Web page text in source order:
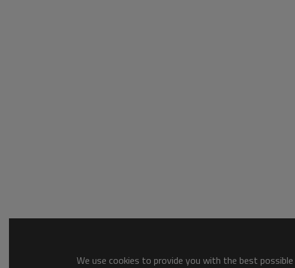
We use cookies to provide you with the best